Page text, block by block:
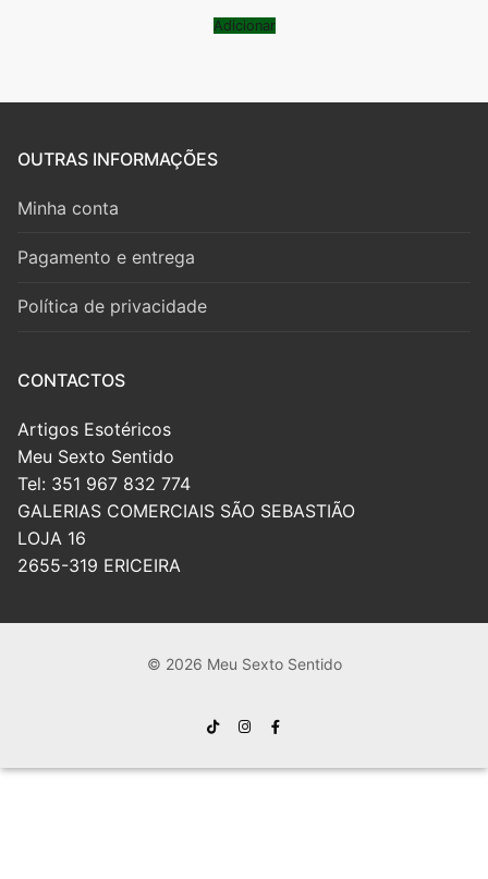
Adicionar
OUTRAS INFORMAÇÕES
Minha conta
Pagamento e entrega
Política de privacidade
CONTACTOS
Artigos Esotéricos
Meu Sexto Sentido
Tel: 351 967 832 774
GALERIAS COMERCIAIS SÃO SEBASTIÃO
LOJA 16
2655-319 ERICEIRA
© 2026 Meu Sexto Sentido